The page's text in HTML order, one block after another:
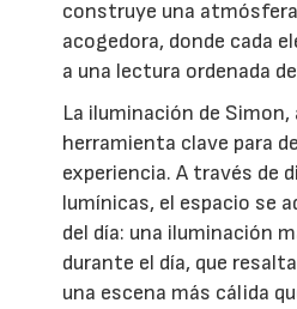
construye una
acogedora, donde cada
a una lectura ordenada
La iluminación de
herramienta clave para
experiencia. A través de
lumínicas, el espacio se
del día: una iluminación
durante el día, que
una escena más cálida